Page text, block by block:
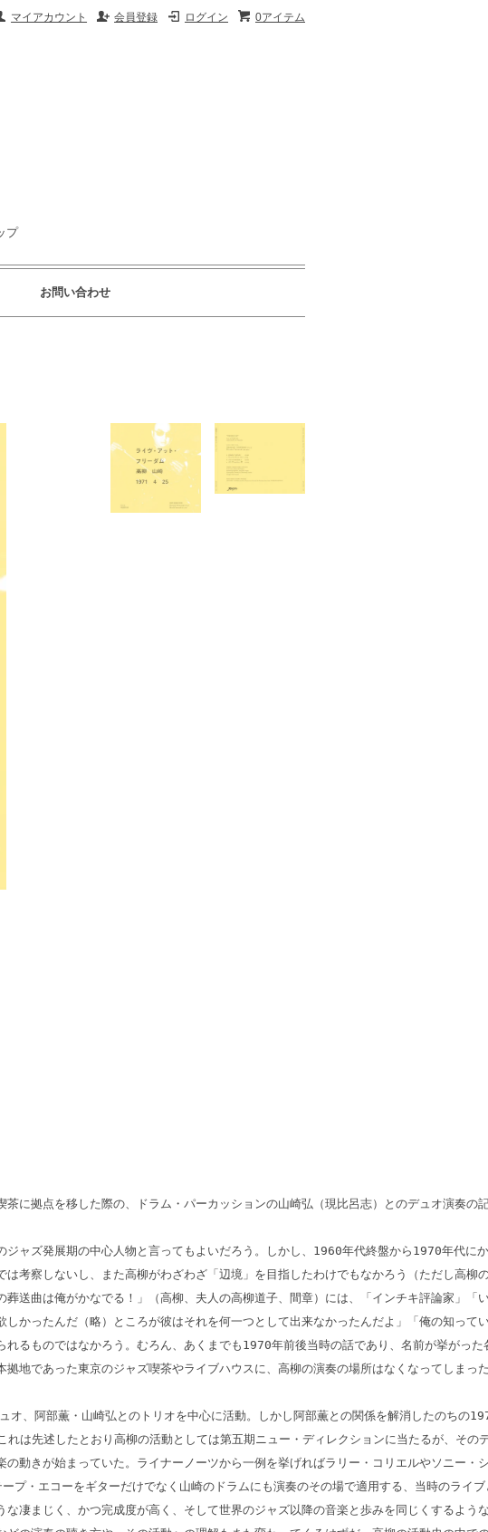
0アイテム
ログイン
会員登録
マイアカウント
プ
お問い合わせ
に拠点を移した際の、ドラム・パーカッションの山崎弘（現比呂志）とのデュオ演奏
ャズ発展期の中心人物と言ってもよいだろう。しかし、1960年代終盤から1970年代
察しないし、また高柳がわざわざ「辺境」を目指したわけでもなかろう（ただし
曲は俺がかなでる！」（高柳、夫人の高柳道子、間章）には、「インチキ評論家」
ったんだ（略）ところが彼はそれを何一つとして出来なかったんだよ」「俺の知
るものではなかろう。むろん、あくまでも1970年前後当時の話であり、名前が挙が
地であった東京のジャズ喫茶やライブハウスに、高柳の演奏の場所はなくなってしまっ
阿部薫・山崎弘とのトリオを中心に活動。しかし阿部薫との関係を解消したのち
は先述したとおり高柳の活動としては第五期ニュー・ディレクションに当たるが、そ
きが始まっていた。ライナーノーツから一例を挙げればラリー・コリエルやソニ
・エコーをギターだけでなく山崎のドラムにも演奏のその場で適用する、当時のラ
凄まじく、かつ完成度が高く、そして世界のジャズ以降の音楽と歩みを同じくするよ